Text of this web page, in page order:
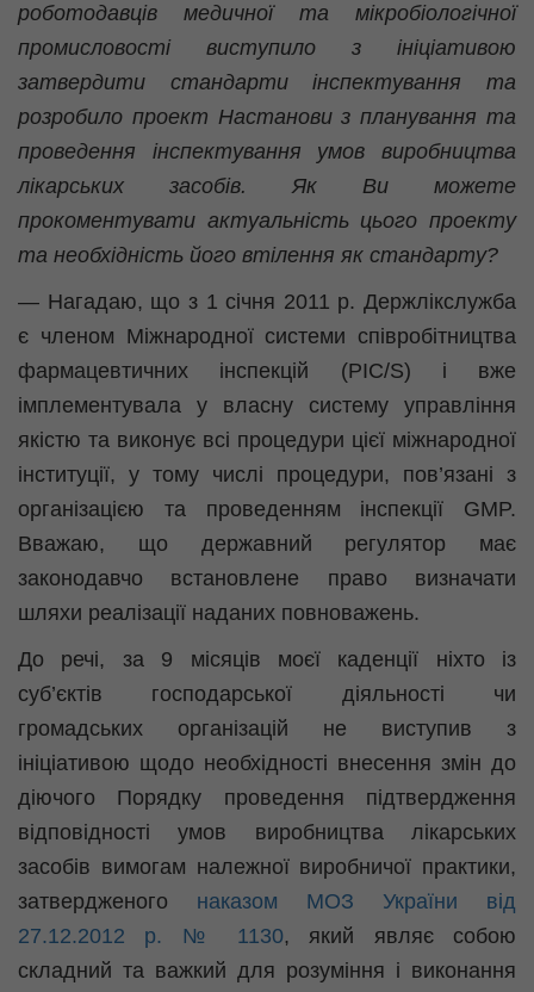
роботодавців медичної та мікробіологічної
промисловості виступило з ініціативою
затвердити стандарти інспектування та
розробило проект Настанови з планування та
проведення інспектування умов виробництва
лікарських засобів. Як Ви можете
прокоментувати актуальність цього проекту
та необхідність його втілення як стандарту?
— Нагадаю, що з 1 січня 2011 р. Держлікслужба
є членом Міжнародної системи співробітництва
фармацевтичних інспекцій (PIC/S) і вже
імплементувала у власну систему управління
якістю та виконує всі процедури цієї міжнародної
інституції, у тому числі процедури, пов’язані з
організацією та проведенням інспекції GMP.
Вважаю, що державний регулятор має
законодавчо встановлене право визначати
шляхи реалізації наданих повноважень.
До речі, за 9 місяців моєї каденції ніхто із
суб’єктів господарської діяльності чи
громадських організацій не виступив з
ініціативою щодо необхідності внесення змін до
діючого Порядку проведення підтвердження
відповідності умов виробництва лікарських
засобів вимогам належної виробничої практики,
затвердженого наказом МОЗ України від
27.12.2012 р. № 1130, який являє собою
складний та важкий для розуміння і виконання